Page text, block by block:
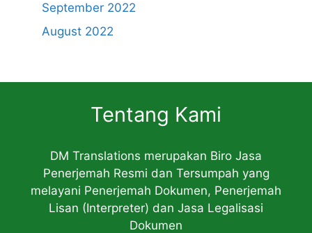
September 2022
August 2022
Tentang Kami
DM Translations merupakan Biro Jasa
Penerjemah Resmi dan Tersumpah yang
melayani Penerjemah Dokumen, Penerjemah
Lisan (Interpreter) dan Jasa Legalisasi
Dokumen